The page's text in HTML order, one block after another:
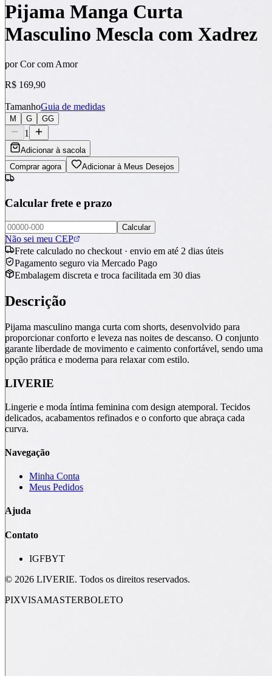
Pijama Manga Curta
Masculino Mescla com Xadrez
porCor com Amor
R$ 169,90
TamanhoGuia de medidas
M G GG
1
Adicionar à sacola
Comprar agora
Adicionar à Meus Desejos
Calcular frete e prazo
Calcular
Não sei meu CEP
Frete calculado no checkout · envio em até 2 dias úteis
Pagamento seguro via Mercado Pago
Embalagem discreta e troca facilitada em 30 dias
Descrição
Pijama masculino manga curta com shorts, desenvolvido para
proporcionar conforto e leveza nas noites de descanso. O conjunto
garante liberdade de movimento e caimento confortável, sendo uma
opção prática e moderna para relaxar com estilo.
LIVERIE
Lingerie e moda íntima feminina com design atemporal. Tecidos
delicados, acabamentos refinados e o conforto que abraça cada
curva.
Navegação
Minha Conta
Meus Pedidos
Ajuda
Contato
IGFBYT
© 2026 LIVERIE. Todos os direitos reservados.
PIXVISAMASTERBOLETO